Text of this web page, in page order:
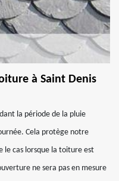
à Saint Denis
la période de la pluie
Cela protège notre
le cas lorsque la toiture est
ne sera pas en mesure